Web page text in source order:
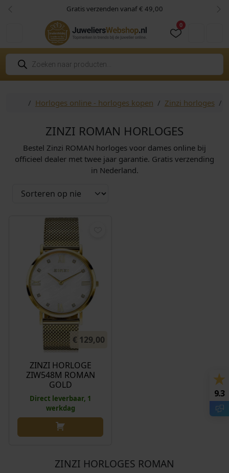
Skip to content
Skip to footer Gratis verzenden vanaf € 49,00
Vorige
0
P
o
d
HomeHorloges online - horloges kopen Zinzi horloges
ZINZI ROMAN HORLOGES
Bestel Zinzi ROMAN horloges voor dames online bij
officieel dealer met twee jaar garantie. Gratis verzending
in Nederland.
€ 129,00
ZINZI HORLOGE
ZIW548M ROMAN
GOLD
Direct leverbaar, 1
werkdag
ZINZI HORLOGES ROMAN
9.3